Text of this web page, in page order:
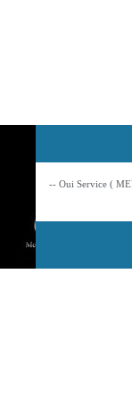
-- Oui Service (